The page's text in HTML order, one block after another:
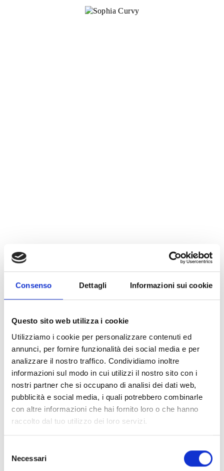
Consenso Dettagli Informazioni sui cookie
Questo sito web utilizza i cookie
Utilizziamo i cookie per personalizzare contenuti ed
annunci, per fornire funzionalità dei social media e per
analizzare il nostro traffico. Condividiamo inoltre
informazioni sul modo in cui utilizzi il nostro sito con i
nostri partner che si occupano di analisi dei dati web,
pubblicità e social media, i quali potrebbero combinarle
con altre informazioni che hai fornito loro o che hanno
raccolto dal tuo utilizzo dei loro servizi.
delNecessari
ART. 26188
26188 SPOLVERINO MEMORY
TAGLIO AMPIO GARANTISCONO COMFORT E LIBERTÀ DI MOVIMENTO,
MENTRE IL CAPPUCCIO E I DETTAGLI ESSENZIALI DONANO